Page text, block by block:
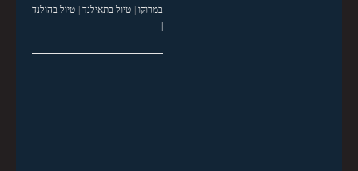
במרוקו| טיול בתאילנד| טיול בהולנד
|